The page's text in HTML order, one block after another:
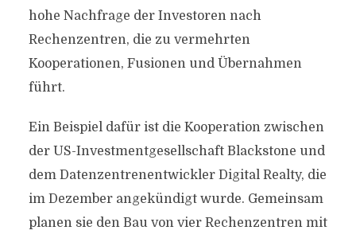
hohe Nachfrage der Investoren nach
Rechenzentren, die zu vermehrten
Kooperationen, Fusionen und Übernahmen
führt.
Ein Beispiel dafür ist die Kooperation zwischen
der US-Investmentgesellschaft Blackstone und
dem Datenzentrenentwickler Digital Realty, die
im Dezember angekündigt wurde. Gemeinsam
planen sie den Bau von vier Rechenzentren mit